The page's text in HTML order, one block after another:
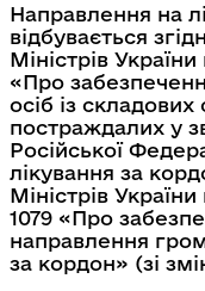
Направлення на
відбувається
Міністрів
«Про
осіб із
постраждалих у
Російської
лікування за
Міністрів
1079 «Про
направлення
за кордон» (зі